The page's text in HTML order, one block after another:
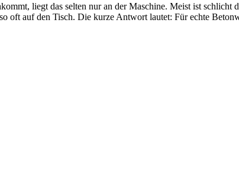
liegt das selten nur an der Maschine. Meist ist
oft auf den Tisch. Die kurze Antwort lautet: Für echte